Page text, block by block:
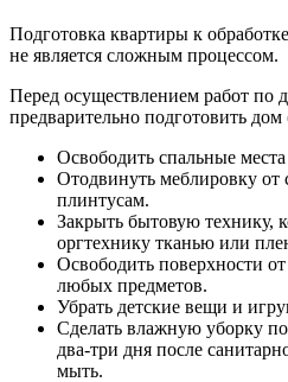
Подготовка квартиры к
не является сложным процессом.
Перед осуществлением работ по
предварительно подготовить
Освободить спальные места
Отодвинуть меблировку от
плинтусам.
Закрыть бытовую технику,
оргтехнику тканью или
Освободить поверхности
любых предметов.
Убрать детские вещи и
Сделать влажную уборку
два-три дня после
мыть.